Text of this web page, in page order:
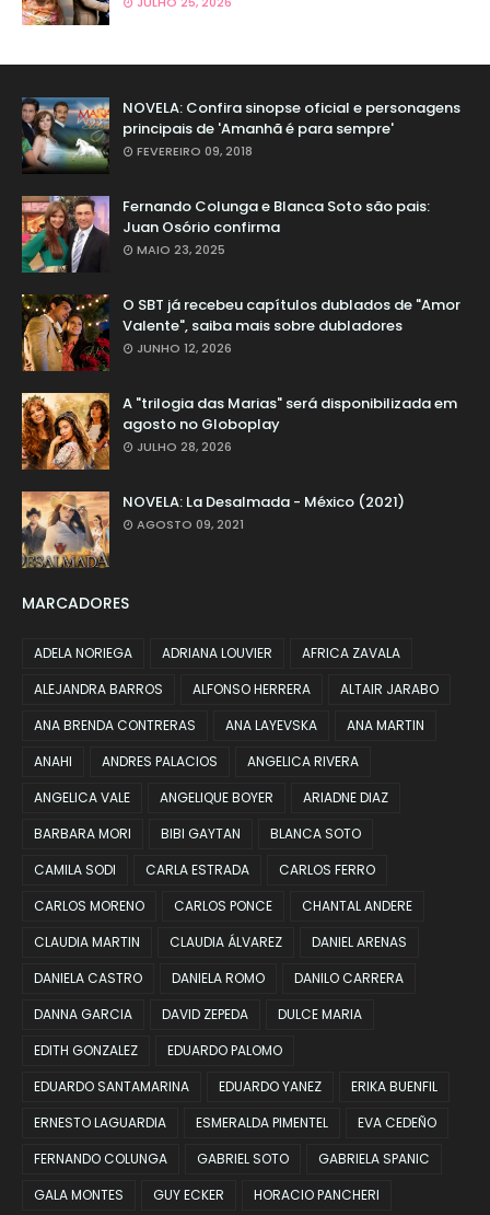
NOVELA: Confira sinopse oficial e personagens
principais de 'Amanhã é para sempre'
FEVEREIRO 09, 2018
Fernando Colunga e Blanca Soto são pais:
Juan Osório confirma
MAIO 23, 2025
O SBT já recebeu capítulos dublados de "Amor
Valente", saiba mais sobre dubladores
JUNHO 12, 2026
A "trilogia das Marias" será disponibilizada em
agosto no Globoplay
JULHO 28, 2026
NOVELA: La Desalmada - México (2021)
AGOSTO 09, 2021
MARCADORES
ADELA NORIEGA ADRIANA LOUVIER
AFRICA ZAVALA
ALEJANDRA BARROS
ALFONSO HERRERA
ALTAIR JARABO
ANA BRENDA CONTRERAS
ANA LAYEVSKA
ANA MARTIN
ANAHI
ANDRES PALACIOS
ANGELICA RIVERA
ANGELICA VALE
ANGELIQUE BOYER
ARIADNE DIAZ
BARBARA MORI
BIBI GAYTAN
BLANCA SOTO
CAMILA SODI
CARLA ESTRADA
CARLOS FERRO
CARLOS MORENO
CARLOS PONCE
CHANTAL ANDERE
CLAUDIA MARTIN
CLAUDIA ÁLVAREZ
DANIEL ARENAS
DANIELA CASTRO
DANIELA ROMO
DANILO CARRERA
DANNA GARCIA
DAVID ZEPEDA
DULCE MARIA
EDITH GONZALEZ
EDUARDO PALOMO
EDUARDO SANTAMARINA
EDUARDO YANEZ
ERIKA BUENFIL
ERNESTO LAGUARDIA
ESMERALDA PIMENTEL
EVA CEDEÑO
FERNANDO COLUNGA
GABRIEL SOTO
GABRIELA SPANIC
GALA MONTES
GUY ECKER
HORACIO PANCHERI